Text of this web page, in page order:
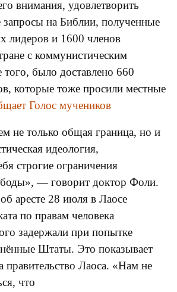
внимания, удовлетворить
на Библии, полученные
лидеров и 1600 членов
с коммунистическим
было доставлено 660
которые тоже просили местные
Голос мучеников
не только общая граница, но и
идеология,
строгие ограничения
— говорит доктор Фоли.
аресте 28 июля в Лаосе
по правам человека
задержали при попытке
Штаты. Это показывает
правительство Лаоса. «Нам не
что